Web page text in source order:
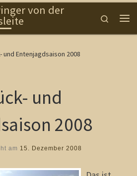
von der
Search
und Entenjagdsaison 2008
und
2008
am 15. Dezember 2008